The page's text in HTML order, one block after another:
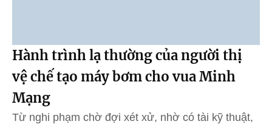
Hành trình lạ thường của người thị
vệ chế tạo máy bơm cho vua Minh
Mạng
Từ nghi phạm chờ đợi xét xử, nhờ có tài kỹ thuật,